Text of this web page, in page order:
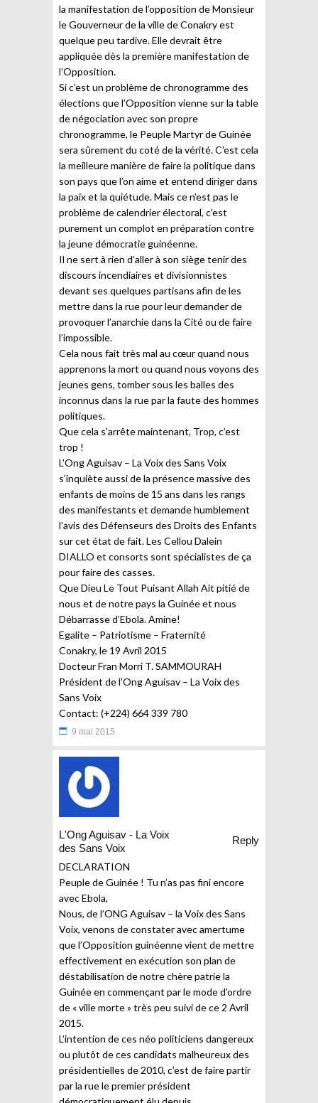
la manifestation de l’opposition de Monsieur
le Gouverneur de la ville de Conakry est
quelque peu tardive. Elle devrait être
appliquée dès la première manifestation de
l’Opposition.
Si c’est un problème de chronogramme des
élections que l’Opposition vienne sur la table
de négociation avec son propre
chronogramme, le Peuple Martyr de Guinée
sera sûrement du coté de la vérité. C’est cela
la meilleure manière de faire la politique dans
son pays que l’on aime et entend diriger dans
la paix et la quiétude. Mais ce n’est pas le
problème de calendrier électoral, c’est
purement un complot en préparation contre
la jeune démocratie guinéenne.
Il ne sert à rien d’aller à son siège tenir des
discours incendiaires et divisionnistes
devant ses quelques partisans afin de les
mettre dans la rue pour leur demander de
provoquer l’anarchie dans la Cité ou de faire
l’impossible.
Cela nous fait très mal au cœur quand nous
apprenons la mort ou quand nous voyons des
jeunes gens, tomber sous les balles des
inconnus dans la rue par la faute des hommes
politiques.
Que cela s’arrête maintenant, Trop, c’est
trop !
L’Ong Aguisav – La Voix des Sans Voix
s’inquiète aussi de la présence massive des
enfants de moins de 15 ans dans les rangs
des manifestants et demande humblement
l’avis des Défenseurs des Droits des Enfants
sur cet état de fait. Les Cellou Dalein
DIALLO et consorts sont spécialistes de ça
pour faire des casses.
Que Dieu Le Tout Puisant Allah Ait pitié de
nous et de notre pays la Guinée et nous
Débarrasse d’Ebola. Amine!
Egalite – Patriotisme – Fraternité
Conakry, le 19 Avril 2015
Docteur Fran Morri T. SAMMOURAH
Président de l’Ong Aguisav – La Voix des
Sans Voix
Contact: (+224) 664 339 780
9 mai 2015
L'Ong Aguisav - La Voix
des Sans Voix
Reply
DECLARATION
Peuple de Guinée ! Tu n’as pas fini encore
avec Ebola,
Nous, de l’ONG Aguisav – la Voix des Sans
Voix, venons de constater avec amertume
que l’Opposition guinéenne vient de mettre
effectivement en exécution son plan de
déstabilisation de notre chère patrie la
Guinée en commençant par le mode d’ordre
de « ville morte » très peu suivi de ce 2 Avril
2015.
L’intention de ces néo politiciens dangereux
ou plutôt de ces candidats malheureux des
présidentielles de 2010, c’est de faire partir
par la rue le premier président